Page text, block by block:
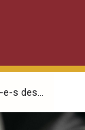
s des...